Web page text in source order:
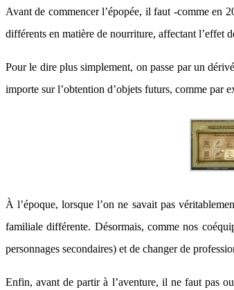
Avant de commencer l’épopée, il faut -comme en
différents en matière de nourriture, affectant l’effet
Pour le dire plus simplement, on passe par un
importe sur l’obtention d’objets futurs, comme par
À l’époque, lorsque l’on ne savait pas
familiale différente. Désormais, comme nos
personnages secondaires) et de changer de
Enfin, avant de partir à l’aventure, il ne faut pas